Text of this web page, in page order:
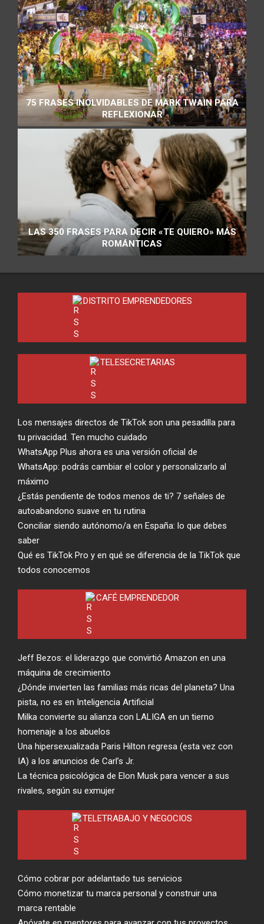
75 FRASES INOLVIDABLES DE MARK TWAIN PARA
REFLEXIONAR
LAS 350 FRASES PARA DECIR «TE QUIERO» MÁS
ROMÁNTICAS
DISTRITO EMPRENDEDORES
TELESECRETARIAS
Los mensajes directos de TikTok son una pesadilla para
tu privacidad. Ten mucho cuidado
WhatsApp Plus ahora es una versión oficial de
WhatsApp: podrás cambiar el color y personalizarlo al
máximo
¿Estás pendiente de todos menos de ti? 7 señales de
autoabandono suave en tu rutina
Conciliar siendo autónomo/a en España: lo que debes
saber
Qué es TikTok Pro y en qué se diferencia de la TikTok que
todos conocemos
CAFÉ EMPRENDEDOR
Jeff Bezos: el liderazgo que convirtió Amazon en una
máquina de crecimiento
¿Dónde invierten las familias más ricas del planeta? Una
pista, no es en Inteligencia Artificial
Milka convierte su alianza con LALIGA en un tierno
homenaje a los abuelos
Una hipersexualizada Paris Hilton regresa (esta vez con
IA) a los anuncios de Carl’s Jr.
La técnica psicológica de Elon Musk para vencer a sus
rivales, según su exmujer
TELETRABAJO Y NEGOCIOS
Cómo cobrar por adelantado tus servicios
Cómo monetizar tu marca personal y construir una
marca rentable